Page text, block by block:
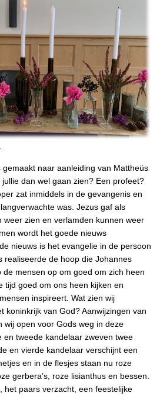
gemaakt naar aanleiding van Mattheüs
jullie dan wel gaan zien? Een profeet?
zat inmiddels in de gevangenis en
was. Jezus gaf als
weer zien en verlamden kunnen weer
wordt het goede nieuws
nieuws is het evangelie in de persoon
realiseerde de hoop die Johannes
mensen op om goed om zich heen
tijd goed om ons heen kijken en
inspireert. Wat zien wij
koninkrijk van God? Aanwijzingen van
wij open voor Gods weg in deze
en tweede kandelaar zweven twee
en vierde kandelaar verschijnt een
en in de flesjes staan nu roze
gerbera’s, roze lisianthus en bessen.
het paars verzacht, een feestelijke